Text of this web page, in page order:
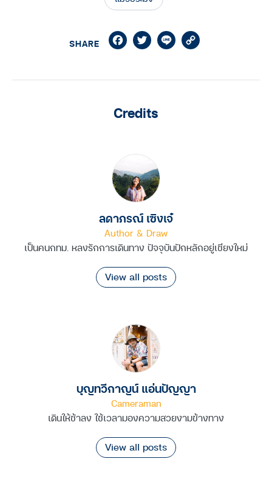
SHARE FacebookTwitterLine
Credits
ลดาภรณ์ เซิงเจ๋
Author & Draw
เป็นคนกทม. หลงรักการเดินทาง ปัจจุบันปักหลักอยู่เชียงใหม่
View all posts
บุญทวีกาญน์ แอ่นปัญญา
Cameraman
เดินให้ช้าลง ใช้เวลามองความสวยงามข้างทาง
View all posts